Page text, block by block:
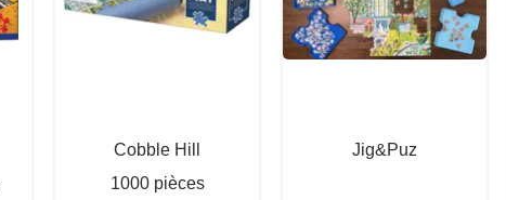
Cobble Hill
1000 pièces
Jig&Puz